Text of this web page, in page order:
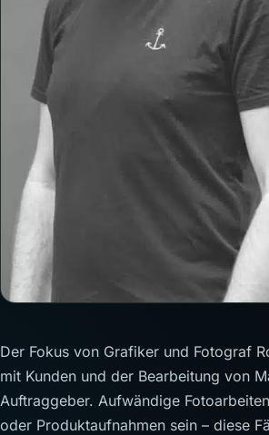
Der Fokus von Grafiker und Fotograf
mit Kunden und der Bearbeitung von
Auftraggeber. Aufwändige
oder Produktaufnahmen sein – diese